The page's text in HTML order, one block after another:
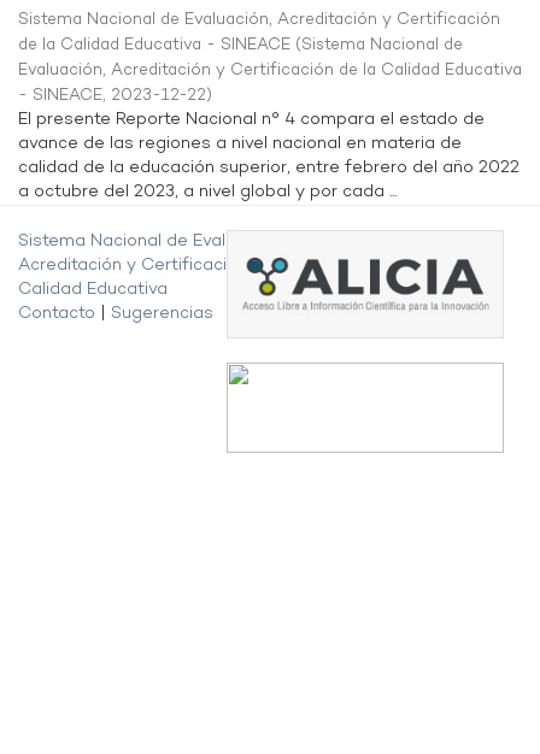
Sistema Nacional de Evaluación, Acreditación y Certificación
de la Calidad Educativa - SINEACE (Sistema Nacional de
Evaluación, Acreditación y Certificación de la Calidad Educativa
- SINEACE, 2023-12-22)
El presente Reporte Nacional n° 4 compara el estado de
avance de las regiones a nivel nacional en materia de
calidad de la educación superior, entre febrero del año 2022
a octubre del 2023, a nivel global y por cada ...
Sistema Nacional de Evaluación,
Acreditación y Certificación de la
Calidad Educativa
Contacto
Sugerencias